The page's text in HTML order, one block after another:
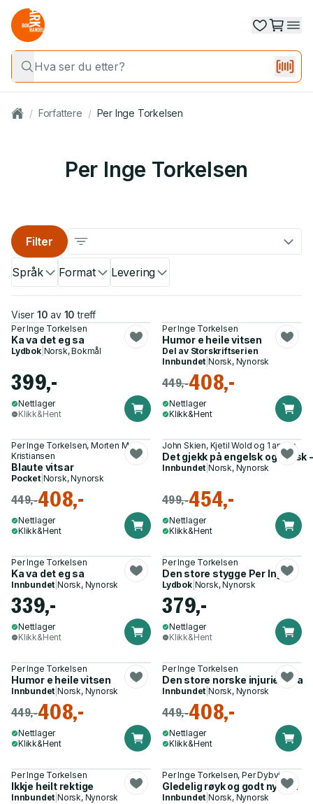
/ Forfattere / Per Inge Torkelsen
Per Inge Torkelsen
Språk Format Levering
Filter
Viser 10 av 10 treff
Per Inge Torkelsen
Ka va det eg sa
Lydbok| Norsk, Bokmål
399,-
Nettlager
Klikk&Hent
Per Inge Torkelsen
Humor e heile vitsen
Del av Storskriftserien
Innbundet |Norsk, Nynorsk
449,-408,-
Nettlager
Klikk&Hent
Per Inge Torkelsen, Morten M.
Kristiansen
Blaute vitsar
Pocket| Norsk, Nynorsk
449,-408,-
Nettlager
Klikk&Hent
John Skien, Kjetil Wold og 1 annen
Det gjekk på engelsk og norsk
Innbundet |Norsk, Nynorsk
499,-454,-
Nettlager
Klikk&Hent
Per Inge Torkelsen
Ka va det eg sa
Innbundet |Norsk, Nynorsk
339,-
Nettlager
Klikk&Hent
Per Inge Torkelsen
Den store stygge Per Inge
Lydbok| Norsk, Nynorsk
379,-
Nettlager
Klikk&Hent
Per Inge Torkelsen
Humor e heile vitsen
Innbundet |Norsk, Nynorsk
449,-408,-
Nettlager
Klikk&Hent
Per Inge Torkelsen
Den store norske injurieboka
Innbundet |Norsk, Nynorsk
449,-408,-
Nettlager
Klikk&Hent
Per Inge Torkelsen
Ikkje heilt rektige
Innbundet |Norsk, Nynorsk
Per Inge Torkelsen, Per Dybvig
Gledelig røyk og godt nyttår!
Innbundet |Norsk, Nynorsk